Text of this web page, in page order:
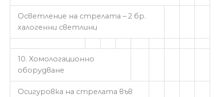
Осветление на стрелата – 2 бр.
халогенни светлини
10. Хомологационно
оборудване
Осигуровка на стрелата във